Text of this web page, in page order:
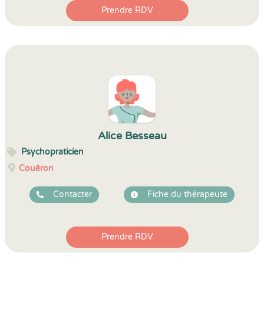
Prendre RDV
Alice Besseau
Psychopraticien
Couëron
Contacter Fiche du thérapeute
Prendre RDV